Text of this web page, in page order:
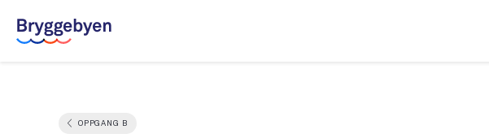
OPPGANG B